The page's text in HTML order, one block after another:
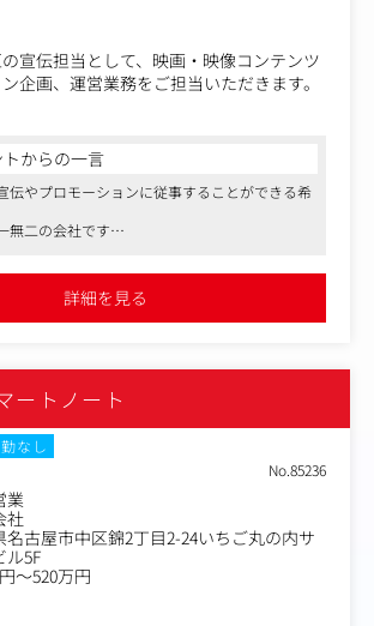
宣伝担当として、映画・映像コンテンツ
企画、運営業務をご担当いただきます。
と連携しつつ、以下業務を中心にお任せし
画立案（企画書等の作成）
作成
PRイベントの企画制作
クション業務（ゲスト・カメラマン手
等で、出張や土日に立ち会いしていただ
す（※月に1～2回程度）。（代休あり）
からの一言
やプロモーションに従事することができる希
無二の会社です
詳細を見る
ートノート
なし
No.85236
業
社
名古屋市中区錦2丁目2-24いちご丸の内サ
ル5F
～520万円